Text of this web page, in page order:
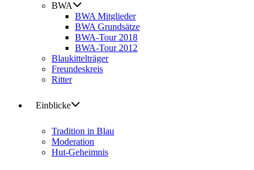
BWA
BWA Mitglieder
BWA Grundsätze
BWA-Tour 2018
BWA-Tour 2012
Blaukittelträger
Freundeskreis
Ritter
Einblicke
Tradition in Blau
Moderation
Hut-Geheimnis